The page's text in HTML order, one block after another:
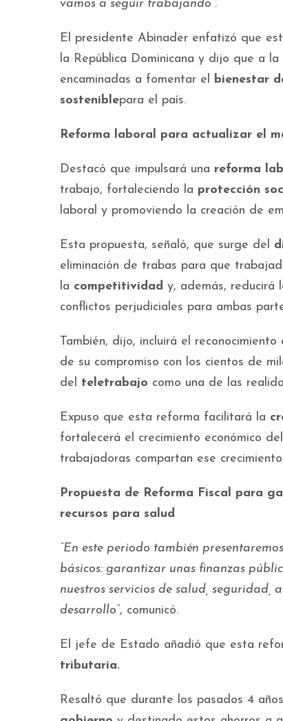
vamos a seguir trabajando”.
El presidente Abinader enfatizó que
la República Dominicana y dijo que a
encaminadas a fomentar el bienestar
sosteniblepara el país.
Reforma laboral para actualizar el
Destacó que impulsará una reforma
trabajo, fortaleciendo la protección
laboral y promoviendo la creación de
Esta propuesta, señaló, que surge del
eliminación de trabas para que
la competitividad y, además, reducirá
conflictos perjudiciales para ambas
También, dijo, incluirá el reconocimiento
de su compromiso con los cientos de
del teletrabajo como una de las
Expuso que esta reforma facilitará la
fortalecerá el crecimiento económico
trabajadoras compartan ese
Propuesta de Reforma Fiscal para
recursos para salud
“En este periodo también
básicos: garantizar unas finanzas
nuestros servicios de salud, seguridad,
desarrollo” , comunicó.
El jefe de Estado añadió que esta
tributaria.
Resaltó que durante los pasados 4 años